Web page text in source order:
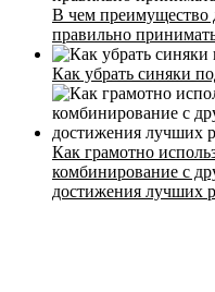
В чем преимущество
правильно
Как убрать синяки
Как грамотно
комбинирование с
достижения лучших
Расписание
Тренеры
Контакты